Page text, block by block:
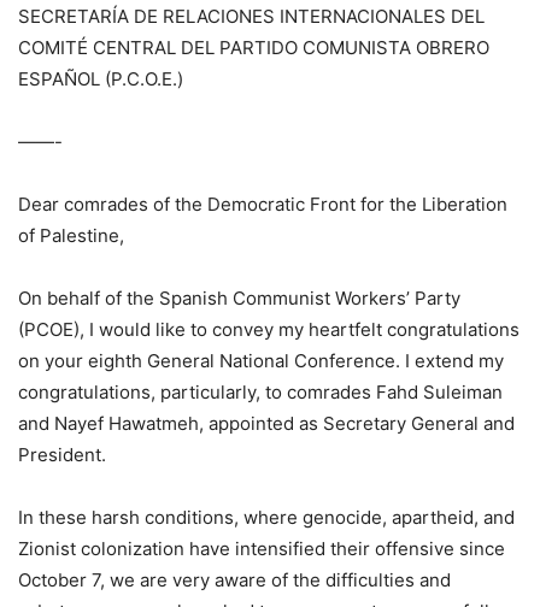
SECRETARÍA DE RELACIONES INTERNACIONALES DEL
COMITÉ CENTRAL DEL PARTIDO COMUNISTA OBRERO
ESPAÑOL (P.C.O.E.)
——-
Dear comrades of the Democratic Front for the Liberation
of Palestine,
On behalf of the Spanish Communist Workers’ Party
(PCOE), I would like to convey my heartfelt congratulations
on your eighth General National Conference. I extend my
congratulations, particularly, to comrades Fahd Suleiman
and Nayef Hawatmeh, appointed as Secretary General and
President.
In these harsh conditions, where genocide, apartheid, and
Zionist colonization have intensified their offensive since
October 7, we are very aware of the difficulties and